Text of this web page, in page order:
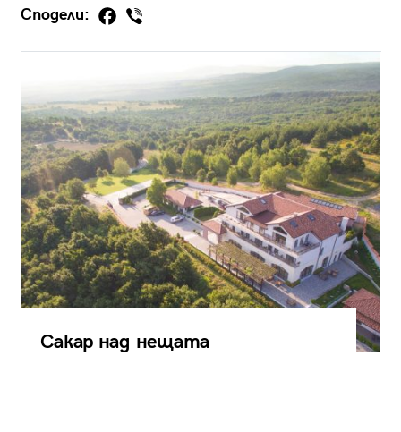
Сподели:
Сакар над нещата